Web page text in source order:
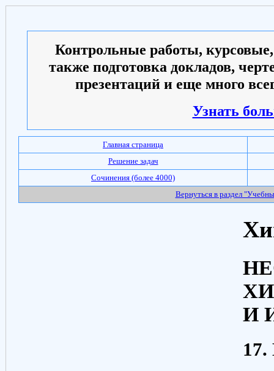
Контрольные работы,
также подготовка докладов,
презентаций и еще много
Узнать
Главная страница
Решение задач
Сочинения (более 4000)
Вернуться в раздел
И